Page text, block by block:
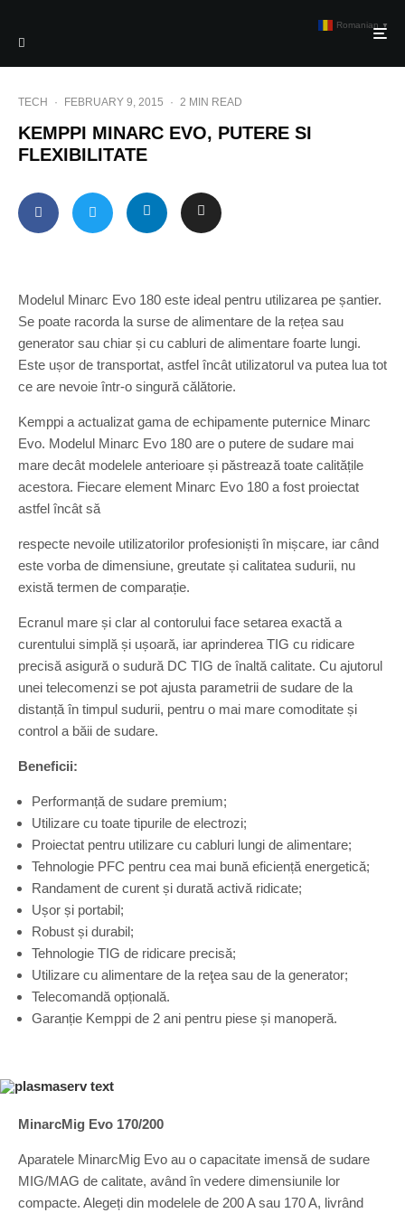
TECH · FEBRUARY 9, 2015 · 2 MIN READ
KEMPPI MINARC EVO, PUTERE SI
FLEXIBILITATE
Modelul Minarc Evo 180 este ideal pentru utilizarea pe șantier.
Se poate racorda la surse de alimentare de la rețea sau
generator sau chiar și cu cabluri de alimentare foarte lungi.
Este ușor de transportat, astfel încât utilizatorul va putea lua tot
ce are nevoie într-o singură călătorie.
Kemppi a actualizat gama de echipamente puternice Minarc
Evo. Modelul Minarc Evo 180 are o putere de sudare mai
mare decât modelele anterioare și păstrează toate calitățile
acestora. Fiecare element Minarc Evo 180 a fost proiectat
astfel încât să
respecte nevoile utilizatorilor profesioniști în mișcare, iar când
este vorba de dimensiune, greutate și calitatea sudurii, nu
există termen de comparație.
Ecranul mare și clar al contorului face setarea exactă a
curentului simplă și ușoară, iar aprinderea TIG cu ridicare
precisă asigură o sudură DC TIG de înaltă calitate. Cu ajutorul
unei telecomenzi se pot ajusta parametrii de sudare de la
distanță în timpul sudurii, pentru o mai mare comoditate și
control a băii de sudare.
Beneficii:
Performanță de sudare premium;
Utilizare cu toate tipurile de electrozi;
Proiectat pentru utilizare cu cabluri lungi de alimentare;
Tehnologie PFC pentru cea mai bună eficiență energetică;
Randament de curent și durată activă ridicate;
Ușor și portabil;
Robust și durabil;
Tehnologie TIG de ridicare precisă;
Utilizare cu alimentare de la reţea sau de la generator;
Telecomandă opțională.
Garanție Kemppi de 2 ani pentru piese și manoperă.
MinarcMig Evo 170/200
Aparatele MinarcMig Evo au o capacitate imensă de sudare
MIG/MAG de calitate, având în vedere dimensiunile lor
compacte. Alegeți din modelele de 200 A sau 170 A, livrând
Romanian ▼